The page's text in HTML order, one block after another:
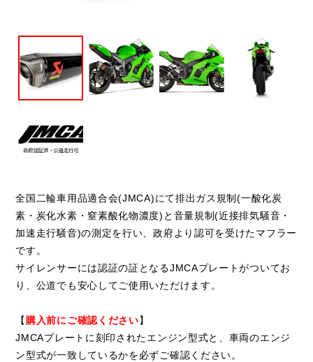
全国二輪車用品適合会(JMCA)にて排出ガス規制(一酸化炭
素・炭化水素・窒素酸化物濃度)と音量規制(近接排気騒音・
加速走行騒音)の測定を行い、政府より認可を受けたマフラー
です。
サイレンサーには認証の証となるJMCAプレートがついてお
り、公道でも安心してご使用いただけます。
【購入前にご確認ください】
JMCAプレートに刻印されたエンジン型式と、車両のエンジ
ン型式が一致しているかを必ずご確認ください。